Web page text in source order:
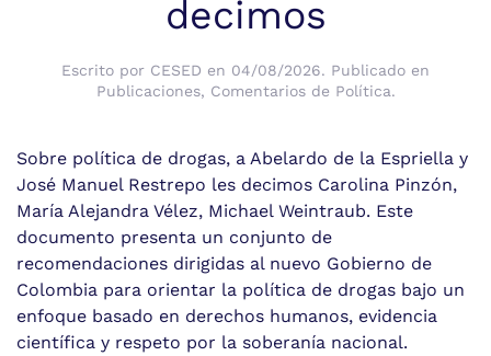
decimos
Escrito por CESED en 04/08/2026. Publicado en
Publicaciones, Comentarios de Política.
Sobre política de drogas, a Abelardo de la Espriella y
José Manuel Restrepo les decimos Carolina Pinzón,
María Alejandra Vélez, Michael Weintraub. Este
documento presenta un conjunto de
recomendaciones dirigidas al nuevo Gobierno de
Colombia para orientar la política de drogas bajo un
enfoque basado en derechos humanos, evidencia
científica y respeto por la soberanía nacional.